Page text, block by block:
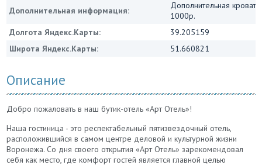
Дополнительная информация:
Дополнительная
1000р.
Долгота Яндекс.Карты:
39.205159
Широта Яндекс.Карты:
51.660821
Описание
Добро пожаловать в наш бутик-отель «Арт Отель»!
Наша гостиница - это респектабельный пятизвездочный отель,
расположившийся в самом центре деловой и культурной жизни
Воронежа. Со дня своего открытия «Арт Отель» зарекомендовал
себя как место, где комфорт гостей является главной целью